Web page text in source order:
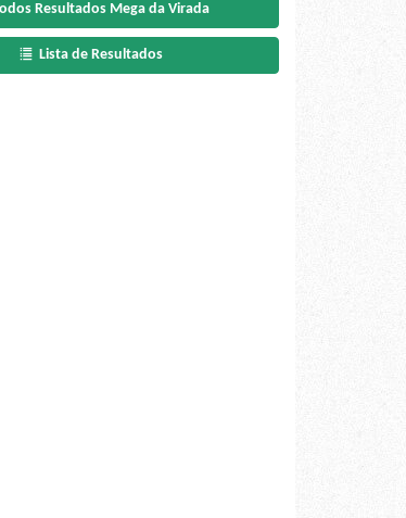
Resultados Mega da Virada
Lista de Resultados